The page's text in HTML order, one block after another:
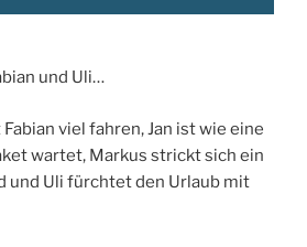
und Uli…
viel fahren, Jan ist wie eine
wartet, Markus strickt sich ein
und Uli fürchtet den Urlaub mit